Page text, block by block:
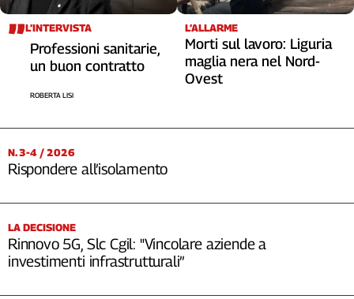
L’INTERVISTA
Professioni sanitarie,
un buon contratto
ROBERTA LISI
L’ALLARME
Morti sul lavoro: Liguria
maglia nera nel Nord-
Ovest
N. 3-4 / 2026
Rispondere all’isolamento
LA DECISIONE
Rinnovo 5G, Slc Cgil: "Vincolare aziende a
investimenti infrastrutturali”